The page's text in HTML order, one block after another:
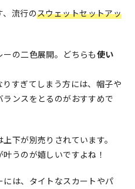
、流行のスウェットセットアッ
の二色展開。どちらも使い
すぎてしまう方には、帽子や
ンスをとるのがおすすめで
下が別売りされています。
うのが嬉しいですよね！
は、タイトなスカートやパ